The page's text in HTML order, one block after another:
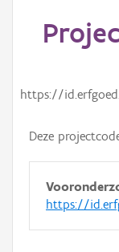
https://
Deze
https://